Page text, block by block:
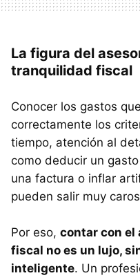
La figura del
tranquilidad fiscal
Conocer los gastos
correctamente los
tiempo, atención al
como deducir un
una factura o inflar
pueden salir muy
Por eso, contar con el
fiscal no es un lujo,
inteligente. Un